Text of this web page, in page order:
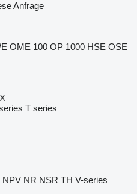
Anfrage
OME 100 OP 1000 HSE OSE
T series
NPV NR NSR TH V-series